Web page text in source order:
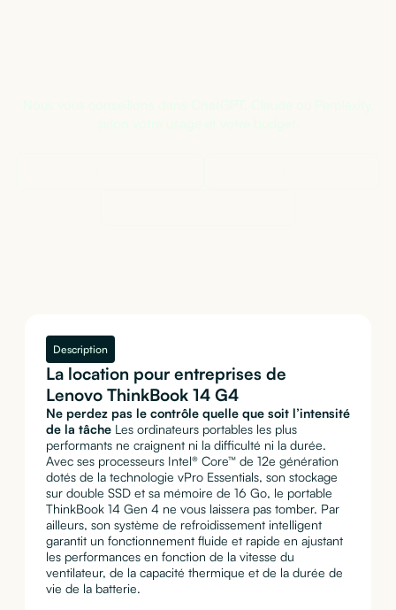
Description
La location pour entreprises de
Lenovo ThinkBook 14 G4
Ne perdez pas le contrôle quelle que soit l’intensité
de la tâcheLes ordinateurs portables les plus
performants ne craignent ni la difficulté ni la durée.
Avec ses processeurs Intel® Core™ de 12e génération
dotés de la technologie vPro Essentials, son stockage
sur double SSD et sa mémoire de 16 Go, le portable
ThinkBook 14 Gen 4 ne vous laissera pas tomber. Par
ailleurs, son système de refroidissement intelligent
garantit un fonctionnement fluide et rapide en ajustant
les performances en fonction de la vitesse du
ventilateur, de la capacité thermique et de la durée de
vie de la batterie.